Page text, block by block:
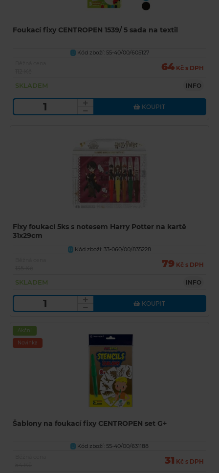
Foukací fixy CENTROPEN 1539/ 5 sada na textil
U Kód zboží: 55-40/00/605127
64 Kč s DPH
SKLADEM INFO
KOUPIT
Fixy foukací 5ks s notesem Harry Potter na kartě
31x29cm
U
Kód zboží: 33-060/00/835228
79 Kč s DPH
SKLADEM INFO
KOUPIT
Akční
Novinka
Šablony na foukací fixy CENTROPEN set G+
U
Kód zboží: 55-40/00/631188
31 Kč s DPH